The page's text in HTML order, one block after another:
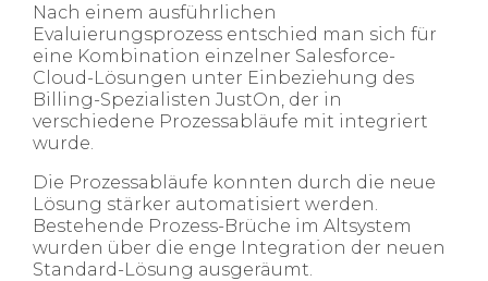
Nach einem ausführlichen
Evaluierungsprozess entschied man sich für
eine Kombination einzelner Salesforce-
Cloud-Lösungen unter Einbeziehung des
Billing-Spezialisten JustOn, der in
verschiedene Prozessabläufe mit integriert
wurde.​
Die Prozessabläufe konnten durch die neue
Lösung stärker automatisiert werden.
Bestehende Prozess-Brüche im Altsystem
wurden über die enge Integration der neuen
Standard-Lösung ausgeräumt.​